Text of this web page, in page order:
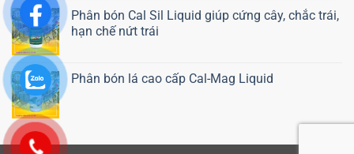
Phân bón Cal Sil Liquid giúp cứng cây, chắc trái,
hạn chế nứt trái
Liên hệ ngay
Phân bón lá cao cấp Cal-Mag Liquid